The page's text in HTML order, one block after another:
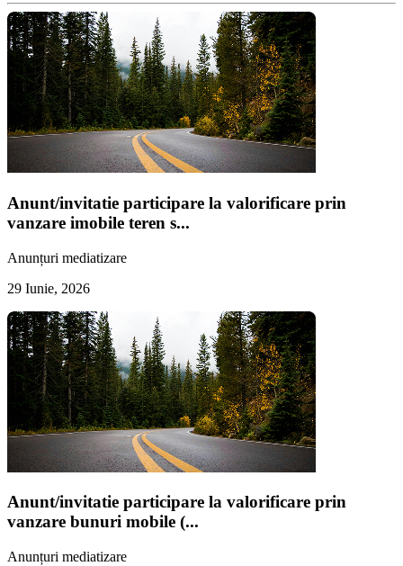
Anunt/invitatie participare la valorificare prin
vanzare imobile teren s...
Anunțuri mediatizare
29 Iunie, 2026
Anunt/invitatie participare la valorificare prin
vanzare bunuri mobile (...
Anunțuri mediatizare